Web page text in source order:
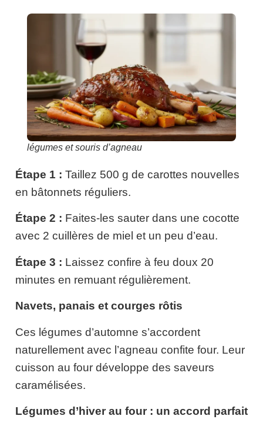
légumes et souris d’agneau
Étape 1 : Taillez 500 g de carottes nouvelles
en bâtonnets réguliers.
Étape 2 : Faites-les sauter dans une cocotte
avec 2 cuillères de miel et un peu d’eau.
Étape 3 : Laissez confire à feu doux 20
minutes en remuant régulièrement.
Navets, panais et courges rôtis
Ces légumes d’automne s’accordent
naturellement avec l’agneau confite four. Leur
cuisson au four développe des saveurs
caramélisées.
Légumes d’hiver au four : un accord parfait